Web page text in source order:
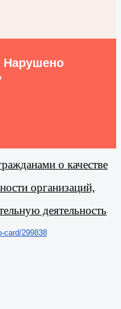
Нарушено
о качестве
организаций,
деятельность
card/299838